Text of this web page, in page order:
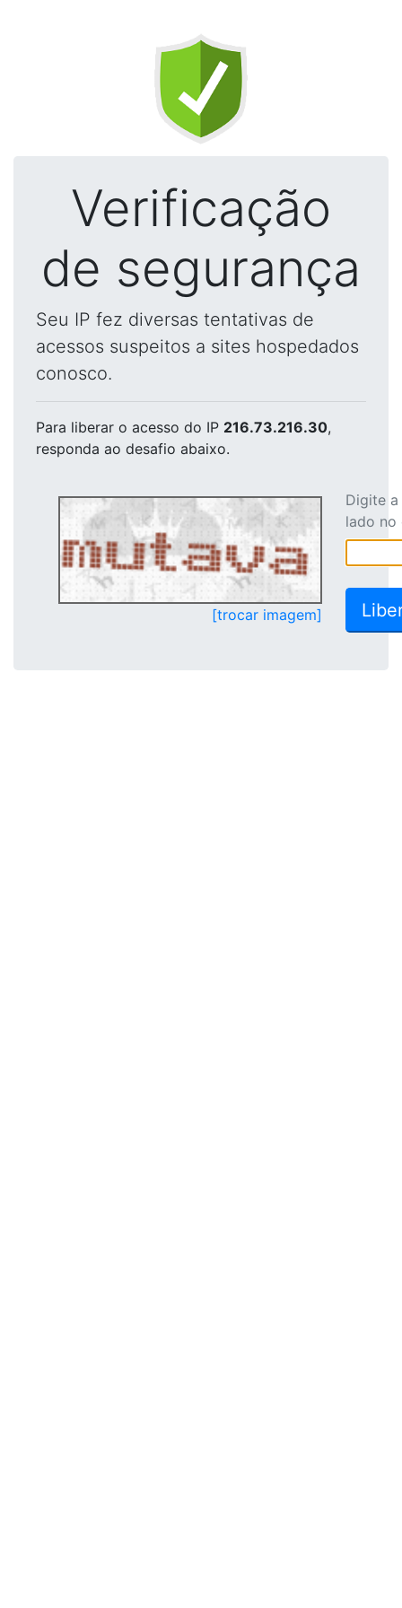
Verificação
de segurança
Seu IP fez diversas tentativas de
acessos suspeitos a sites hospedados
conosco.
Para liberar o acesso do IP 216.73.216.30,
responda ao desafio abaixo.
[trocar imagem]
Digite
lado no